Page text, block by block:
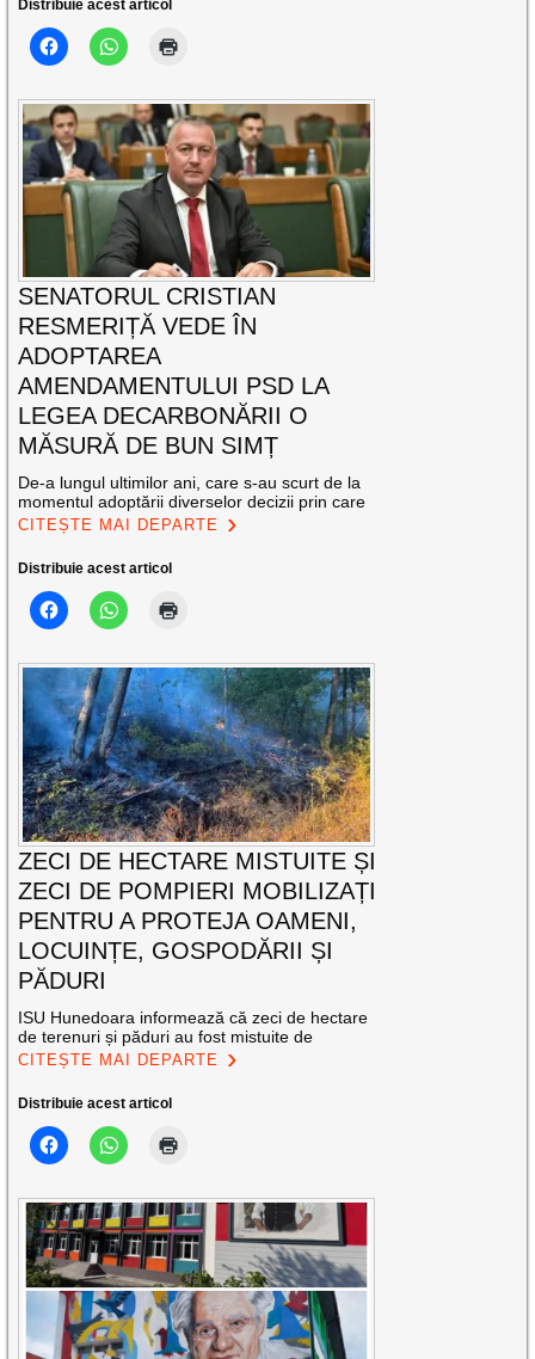
Distribuie acest articol
SENATORUL CRISTIAN
RESMERIȚĂ VEDE ÎN
ADOPTAREA
AMENDAMENTULUI PSD LA
LEGEA DECARBONĂRII O
MĂSURĂ DE BUN SIMȚ
De-a lungul ultimilor ani, care s-au scurt de la
momentul adoptării diverselor decizii prin care
CITEȘTE MAI DEPARTE
Distribuie acest articol
ZECI DE HECTARE MISTUITE ȘI
ZECI DE POMPIERI MOBILIZAȚI
PENTRU A PROTEJA OAMENI,
LOCUINȚE, GOSPODĂRII ȘI
PĂDURI
ISU Hunedoara informează că zeci de hectare
de terenuri și păduri au fost mistuite de
CITEȘTE MAI DEPARTE
Distribuie acest articol